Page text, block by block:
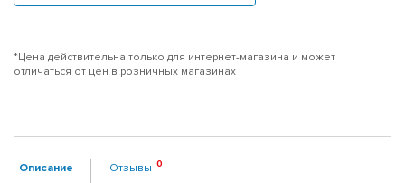
*Цена действительна только для интернет-магазина и может
отличаться от цен в розничных магазинах
Описание Отзывы